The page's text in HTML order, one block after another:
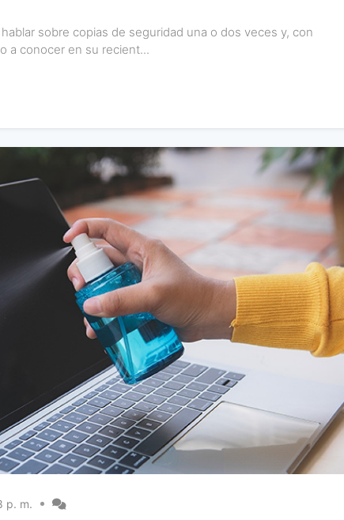
sobre copias de seguridad una o dos veces y, con
a conocer en su recient...
p. m.